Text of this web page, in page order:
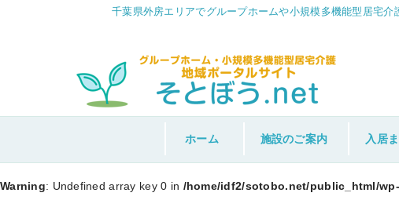
千葉県外房エリアでグループホームや小規模多機能型居宅
ホーム 施設のご案内 入居
Warning: Undefined array key 0 in /home/idf2/sotobo.net/public_html/